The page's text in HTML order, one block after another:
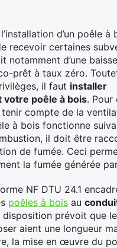
d’un poêle à
recevoir certaines
notamment d’une
prêt à taux zéro.
il faut installer
votre poêle à bois. Pour
compte de la
à bois fonctionne
il doit être
de fumée. Ceci
la fumée générée
NF DTU 24.1
poêles à bois au
disposition prévoit que
aient une longueur
la mise en œuvre du